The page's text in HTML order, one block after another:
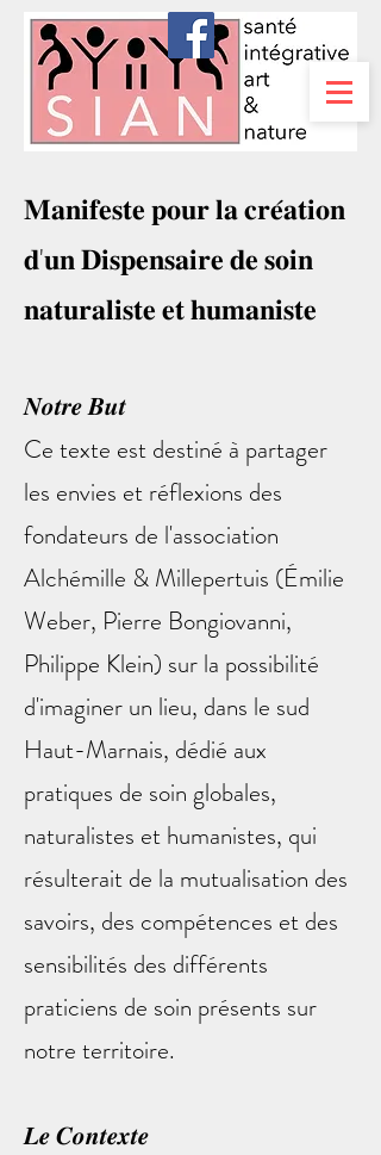
𝐌𝐚𝐧𝐢𝐟𝐞𝐬𝐭𝐞 𝐩𝐨𝐮𝐫 𝐥𝐚 𝐜𝐫𝐞́𝐚𝐭𝐢𝐨𝐧
𝐝'𝐮𝐧 𝐃𝐢𝐬𝐩𝐞𝐧𝐬𝐚𝐢𝐫𝐞 𝐝𝐞 𝐬𝐨𝐢𝐧
𝐧𝐚𝐭𝐮𝐫𝐚𝐥𝐢𝐬𝐭𝐞 𝐞𝐭 𝐡𝐮𝐦𝐚𝐧𝐢𝐬𝐭𝐞
𝑵𝒐𝒕𝒓𝒆 𝑩𝒖𝒕
Ce texte est destiné à partager
les envies et réflexions des
fondateurs de l'association
Alchémille & Millepertuis (Émilie
Weber, Pierre Bongiovanni,
Philippe Klein) sur la possibilité
d'imaginer un lieu, dans le sud
Haut-Marnais, dédié aux
pratiques de soin globales,
naturalistes et humanistes, qui
résulterait de la mutualisation des
savoirs, des compétences et des
sensibilités des différents
praticiens de soin présents sur
notre territoire.
𝑳𝒆 𝑪𝒐𝒏𝒕𝒆𝒙𝒕𝒆